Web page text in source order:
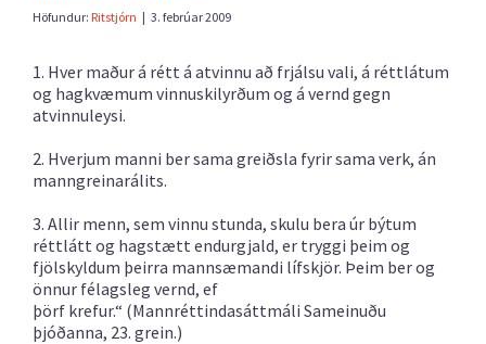
Höfundur: Ritstjórn | 3. febrúar 2009
1. Hver maður á rétt á atvinnu að frjálsu vali, á réttlátum
og hagkvæmum vinnuskilyrðum og á vernd gegn
atvinnuleysi.
2. Hverjum manni ber sama greiðsla fyrir sama verk, án
manngreinarálits.
3. Allir menn, sem vinnu stunda, skulu bera úr býtum
réttlátt og hagstætt endurgjald, er tryggi þeim og
fjölskyldum þeirra mannsæmandi lífskjör. Þeim ber og
önnur félagsleg vernd, ef
þörf krefur.“ (Mannréttindasáttmáli Sameinuðu
þjóðanna, 23. grein.)